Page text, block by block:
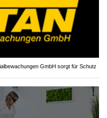
GmbH sorgt für Schutz